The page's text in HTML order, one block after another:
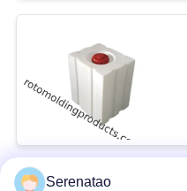
Serenatao